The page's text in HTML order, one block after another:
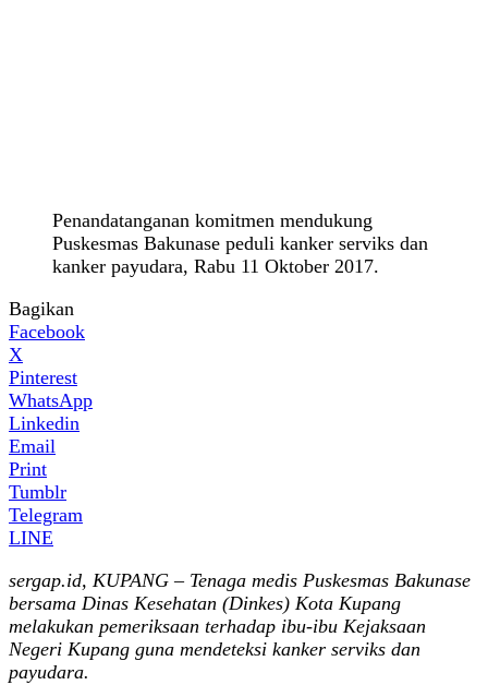
Penandatanganan komitmen mendukung
Puskesmas Bakunase peduli kanker serviks dan
kanker payudara, Rabu 11 Oktober 2017.
Bagikan
Facebook
X
Pinterest
WhatsApp
Linkedin
Email
Print
Tumblr
Telegram
LINE
sergap.id, KUPANG – Tenaga medis Puskesmas Bakunase
bersama Dinas Kesehatan (Dinkes) Kota Kupang
melakukan pemeriksaan terhadap ibu-ibu Kejaksaan
Negeri Kupang guna mendeteksi kanker serviks dan
payudara.